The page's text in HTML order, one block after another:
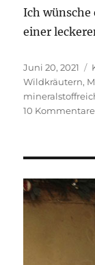
Ich
einer
Veröffentlicht
am
Juni 20, 2021
Wildkräutern,
10 Kommentare